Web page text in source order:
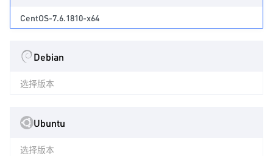
CentOS-7.6.1810-x64
Debian
选择版本
Ubuntu
选择版本